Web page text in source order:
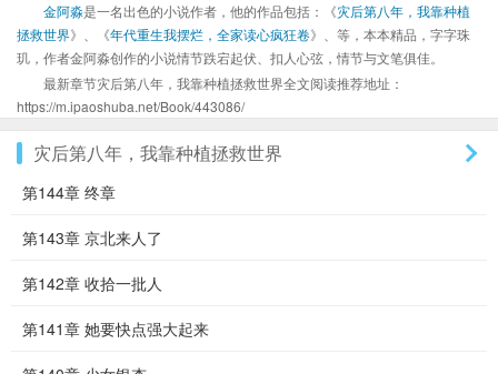
金阿淼是一名出色的小说作者，他的作品包括：《灾后第八年，我靠种植
拯救世界》、《年代重生我摆烂，全家读心疯狂卷》、等，本本精品，字字珠
玑，作者金阿淼创作的小说情节跌宕起伏、扣人心弦，情节与文笔俱佳。
最新章节灾后第八年，我靠种植拯救世界全文阅读推荐地址：
https://m.ipaoshuba.net/Book/443086/
灾后第八年，我靠种植拯救世界
第144章 终章
第143章 京北来人了
第142章 收拾一批人
第141章 她要快点强大起来